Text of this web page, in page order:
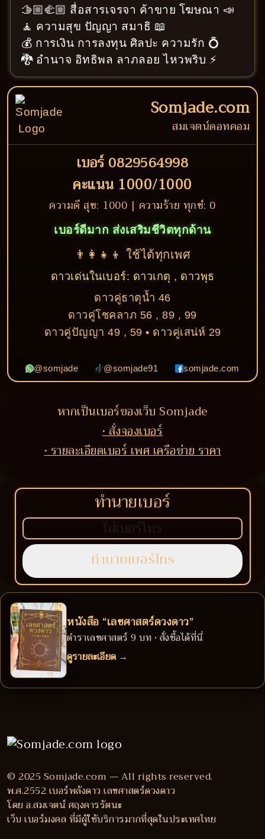
🫱🏼‍🫲🏼 สื่อสารเจรจา ค้าขาย โฆษณา 📣
🧘 ความสุข ปัญญา สมาธิ 📖
💰 การเงิน การลงทุน ศิลปะ ความรัก 💍
🐉 อำนาจ อิทธิพล ลาภลอย ไหวพริบ ⚡
Somjade.com
สมเจตน์ดอทคอม
เบอร์ 0829564998
คะแนน 1000/1000
ความดี สุข: 1000 | ความร้าย ทุกข์: 0
เบอร์ดีมาก ส่งเสริมชีวิตทุกด้าน
👨‍👩‍👧‍👦 ใช้ได้ทุกเพศ
ดาวเด่นในเบอร์: ดาวเกตุ , ดาวพุธ
ดาวคู่ธาตุน้ำ 46
ดาวคู่โชคลาภ 56 , 89 , 99
ดาวคู่ปัญญา 49 , 59 • ดาวคู่เสน่ห์ 29
@somjade @somjade91 somjade.com
หากเป็นเบอร์ของเว็บ Somjade
• สั่งจองเบอร์
• รายละเอียดเบอร์ เพศ เครือข่าย ราคา
ทำนายเบอร์
หนังสือ “เลขศาสตร์ดวงดาว”
ตำราเลขศาสตร์ 9 บท • สั่งซื้อได้ที่นี่
ดูรายละเอียด →
© 2025 Somjade.com — All rights reserved.
พ.ศ.2552 เบอร์พลังดาว เลขศาสตร์ดวงดาว
โดย อ.สมเจตน์ ศฤงคารรัตนะ
เว็บ เบอร์มงคล ที่มีผู้ใช้บริการมากที่สุดในประเทศไทย